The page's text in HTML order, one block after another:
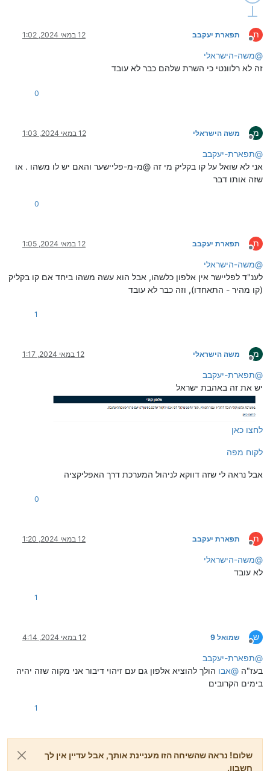
ת
מנותק
תפארת יעקבב 12 במאי 2024, 1:02
@משה-הישראלי
זה לא רלוונטי כי השרת שלהם כבר לא עובד
0
מ
מנותק
משה הישראלי 12 במאי 2024, 1:03
@תפארת-יעקבב
אני לא שואל על קו בקליק מי זה @מ-מ-פליישער והאם יש לו משהו . או
שזה אותו דבר
0
ת
מנותק
תפארת יעקבב 12 במאי 2024, 1:05
@משה-הישראלי
לענ"ד לפליישר אין אלפון כלשהו, אבל הוא עשה משהו ביחד אם קו בקליק
(קו מהיר - התאחדו), וזה כבר לא עובד
1
מ
מנותק
משה הישראלי 12 במאי 2024, 1:17
@תפארת-יעקבב
יש את זה באהבת ישראל
לחצו כאן
לקוח מפה
אבל נראה לי שזה דווקא לניהול המערכת דרך האפליקציה
0
ת
מנותק
תפארת יעקבב 12 במאי 2024, 1:20
@משה-הישראלי
לא עובד
1
ש
מנותק
שמואל 9 12 במאי 2024, 4:14
@תפארת-יעקבב
בעז"ה @אבו הולך להוציא אלפון גם עם זיהוי דיבור אני מקוה שזה יהיה
בימים הקרובים
1
שלום! נראה שהשיחה הזו מעניינת אותך, אבל עדיין אין לך
חשבון.